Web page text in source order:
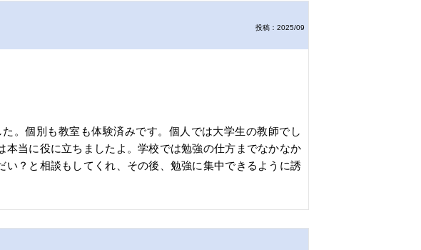
投稿：2025/09
。個別も教室も体験済みです。個人では大学生の教師でし
当に役に立ちましたよ。学校では勉強の仕方までなかなか
？と相談もしてくれ、その後、勉強に集中できるように誘